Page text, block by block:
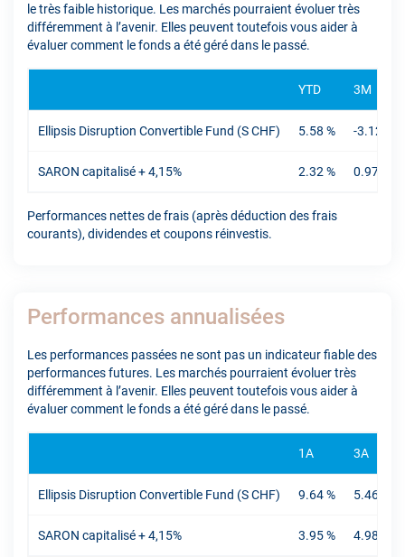
le très faible historique. Les marchés pourraient évoluer très
différemment à l’avenir. Elles peuvent toutefois vous aider à
évaluer comment le fonds a été géré dans le passé.
YTD 3M
Ellipsis Disruption Convertible Fund (S CHF) 5.58 % -3.12 %
SARON capitalisé + 4,15% 2.32 % 0.97 %
Performances nettes de frais (après déduction des frais
courants), dividendes et coupons réinvestis.
Performances annualisées
Les performances passées ne sont pas un indicateur fiable des
performances futures. Les marchés pourraient évoluer très
différemment à l’avenir. Elles peuvent toutefois vous aider à
évaluer comment le fonds a été géré dans le passé.
1A 3A
Ellipsis Disruption Convertible Fund (S CHF) 9.64 % 5.46 %
SARON capitalisé + 4,15% 3.95 % 4.98 %